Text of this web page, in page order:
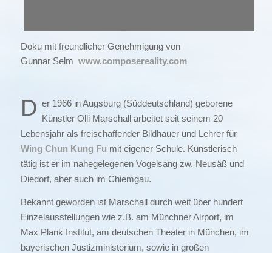
Doku mit freundlicher Genehmigung von
Gunnar Selm www.composereality.com
D er 1966 in Augsburg (Süddeutschland) geborene
Künstler Olli Marschall arbeitet seit seinem 20
Lebensjahr als freischaffender Bildhauer und Lehrer für
Wing Chun Kung Fu mit eigener Schule. Künstlerisch
tätig ist er im nahegelegenen Vogelsang zw. Neusäß und
Diedorf, aber auch im Chiemgau.
Bekannt geworden ist Marschall durch weit über hundert
Einzelausstellungen wie z.B. am Münchner Airport, im
Max Plank Institut, am deutschen Theater in München, im
bayerischen Justizministerium, sowie in großen